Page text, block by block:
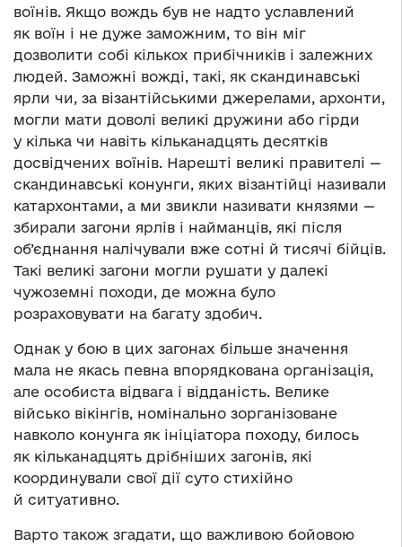
воїнів. Якщо вождь був не надто уславлений
як воїн і не дуже заможним, то він міг
дозволити собі кількох прибічників і залежних
людей. Заможні вожді, такі, як скандинавські
ярли чи, за візантійськими джерелами, архонти,
могли мати доволі великі дружини або гірди
у кілька чи навіть кільканадцять десятків
досвідчених воїнів. Нарешті великі правителі —
скандинавські конунги, яких візантійці називали
катархонтами, а ми звикли називати князями —
збирали загони ярлів і найманців, які після
об’єднання налічували вже сотні й тисячі бійців.
Такі великі загони могли рушати у далекі
чужоземні походи, де можна було
розраховувати на багату здобич.
Однак у бою в цих загонах більше значення
мала не якась певна впорядкована організація,
але особиста відвага і відданість. Велике
військо вікінгів, номінально зорганізоване
навколо конунга як ініціатора походу, билось
як кільканадцять дрібніших загонів, які
координували свої дії суто стихійно
й ситуативно.
Варто також згадати, що важливою бойовою